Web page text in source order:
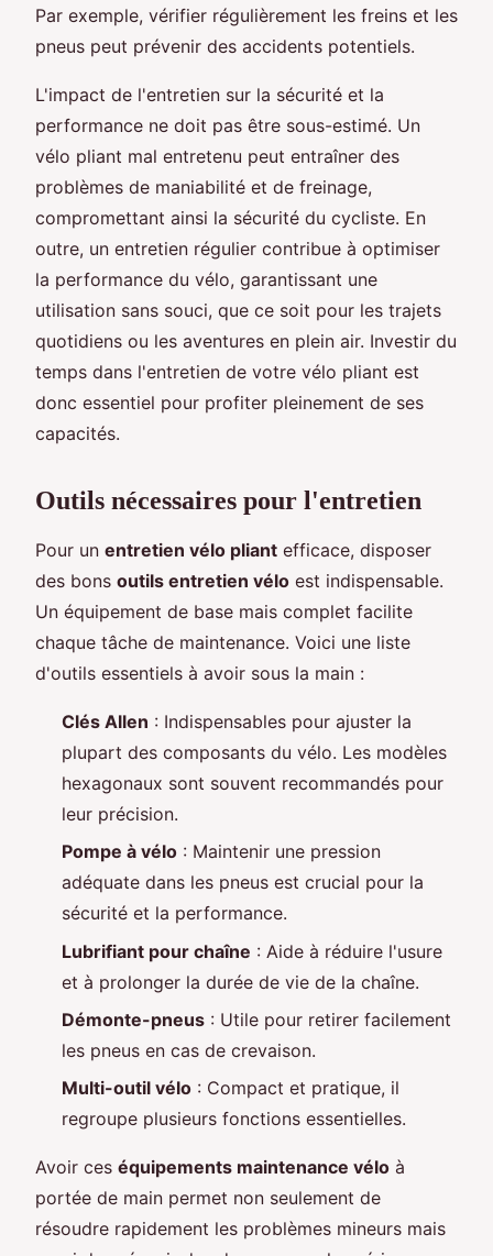
Par exemple, vérifier régulièrement les freins et les
pneus peut prévenir des accidents potentiels.
L'impact de l'entretien sur la sécurité et la
performance ne doit pas être sous-estimé. Un
vélo pliant mal entretenu peut entraîner des
problèmes de maniabilité et de freinage,
compromettant ainsi la sécurité du cycliste. En
outre, un entretien régulier contribue à optimiser
la performance du vélo, garantissant une
utilisation sans souci, que ce soit pour les trajets
quotidiens ou les aventures en plein air. Investir du
temps dans l'entretien de votre vélo pliant est
donc essentiel pour profiter pleinement de ses
capacités.
Outils nécessaires pour l'entretien
Pour un entretien vélo pliant efficace, disposer
des bons outils entretien vélo est indispensable.
Un équipement de base mais complet facilite
chaque tâche de maintenance. Voici une liste
d'outils essentiels à avoir sous la main :
Clés Allen : Indispensables pour ajuster la
plupart des composants du vélo. Les modèles
hexagonaux sont souvent recommandés pour
leur précision.
Pompe à vélo : Maintenir une pression
adéquate dans les pneus est crucial pour la
sécurité et la performance.
Lubrifiant pour chaîne : Aide à réduire l'usure
et à prolonger la durée de vie de la chaîne.
Démonte-pneus : Utile pour retirer facilement
les pneus en cas de crevaison.
Multi-outil vélo : Compact et pratique, il
regroupe plusieurs fonctions essentielles.
Avoir ces équipements maintenance vélo à
portée de main permet non seulement de
résoudre rapidement les problèmes mineurs mais